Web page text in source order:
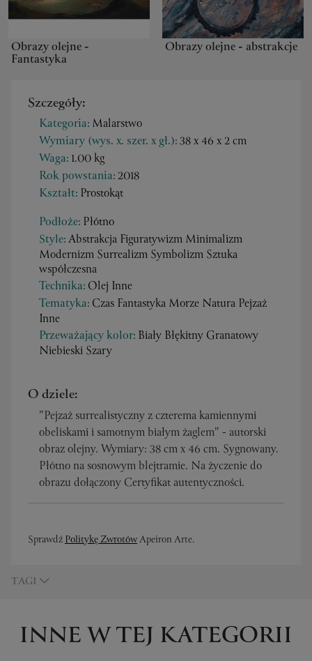
Obrazy olejne -
Fantastyka
Obrazy olejne - abstrakcje
Szczegóły:
Kategoria: Malarstwo
Wymiary (wys. x. szer. x gł.):38 x 46 x 2 cm
Waga: 1.00 kg
Rok powstania:2018
Kształt: Prostokąt
Podłoże: Płótno
Style:Abstrakcja Figuratywizm Minimalizm
Modernizm Surrealizm Symbolizm Sztuka
współczesna
Technika: Olej Inne
Tematyka: Czas Fantastyka Morze Natura Pejzaż
Inne
Przeważający kolor: Biały Błękitny Granatowy
Niebieski Szary
O dziele:
"Pejzaż surrealistyczny z czterema kamiennymi
obeliskami i samotnym białym żaglem" - autorski
obraz olejny. Wymiary: 38 cm x 46 cm. Sygnowany.
Płótno na sosnowym blejtramie. Na życzenie do
obrazu dołączony Certyfikat autentyczności.
SprawdźPolitykę ZwrotówApeiron Arte.
TAGI
INNE W TEJ KATEGORII